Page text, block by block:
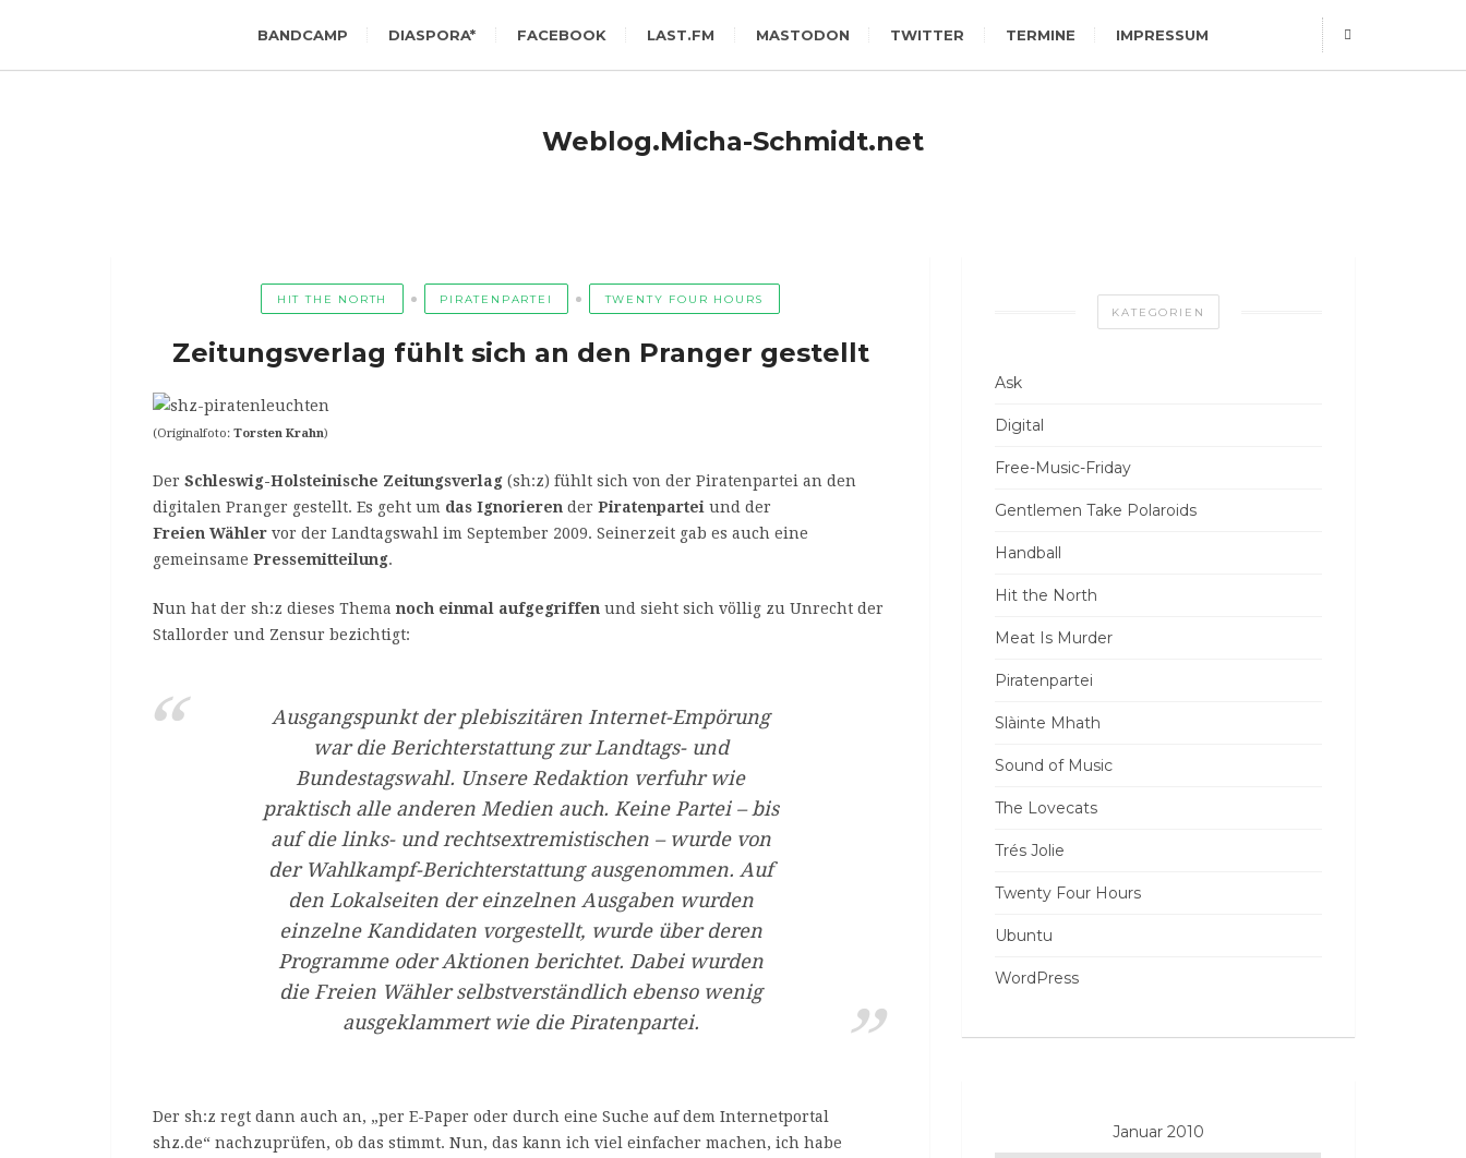
BANDCAMP DIASPORA* FACEBOOK LAST.FM MASTODON TWITTER TERMINE IMPRESSUM
Weblog.Micha-Schmidt.net
HIT THE NORTH PIRATENPARTEI TWENTY FOUR HOURS
Zeitungsverlag fühlt sich an den Pranger gestellt
(Originalfoto: Torsten Krahn)
Der Schleswig-Holsteinische Zeitungsverlag(sh:z) fühlt sich von der Piratenpartei an den
digitalen Pranger gestellt. Es geht um das Ignorierender Piratenparteiund der
Freien Wählervor der Landtagswahl im September 2009. Seinerzeit gab es auch eine
gemeinsame Pressemitteilung.
Nun hat der sh:z dieses Thema noch einmal aufgegriffenund sieht sich völlig zu Unrecht der
Stallorder und Zensur bezichtigt:
Ausgangspunkt der plebiszitären Internet-Empörung
war die Berichterstattung zur Landtags- und
Bundestagswahl. Unsere Redaktion verfuhr wie
praktisch alle anderen Medien auch. Keine Partei – bis
auf die links- und rechtsextremistischen – wurde von
der Wahlkampf-Berichterstattung ausgenommen. Auf
den Lokalseiten der einzelnen Ausgaben wurden
einzelne Kandidaten vorgestellt, wurde über deren
Programme oder Aktionen berichtet. Dabei wurden
die Freien Wähler selbstverständlich ebenso wenig
ausgeklammert wie die Piratenpartei.
Der sh:z regt dann auch an, „per E-Paper oder durch eine Suche auf dem Internetportal
shz.de“ nachzuprüfen, ob das stimmt. Nun, das kann ich viel einfacher machen, ich habe
KATEGORIEN
Ask
Digital
Free-Music-Friday
Gentlemen Take Polaroids
Handball
Hit the North
Meat Is Murder
Piratenpartei
Slàinte Mhath
Sound of Music
The Lovecats
Trés Jolie
Twenty Four Hours
Ubuntu
WordPress
Januar 2010